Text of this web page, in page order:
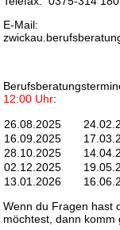
E-Mail:
12:00 Uhr:
26.08.2025
16.09.2025
28.10.2025
02.12.2025
13.01.2026
Wenn du Fragen hast
möchtest, dann komm